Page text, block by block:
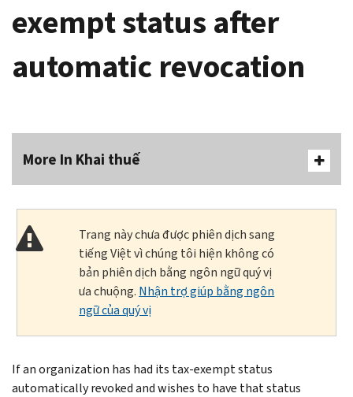
exempt status after
automatic revocation
More In Khai thuế
Trang này chưa được phiên dịch sang
tiếng Việt vì chúng tôi hiện không có
bản phiên dịch bằng ngôn ngữ quý vị
ưa chuộng. Nhận trợ giúp bằng ngôn
ngữ của quý vị
If an organization has had its tax-exempt status
automatically revoked and wishes to have that status